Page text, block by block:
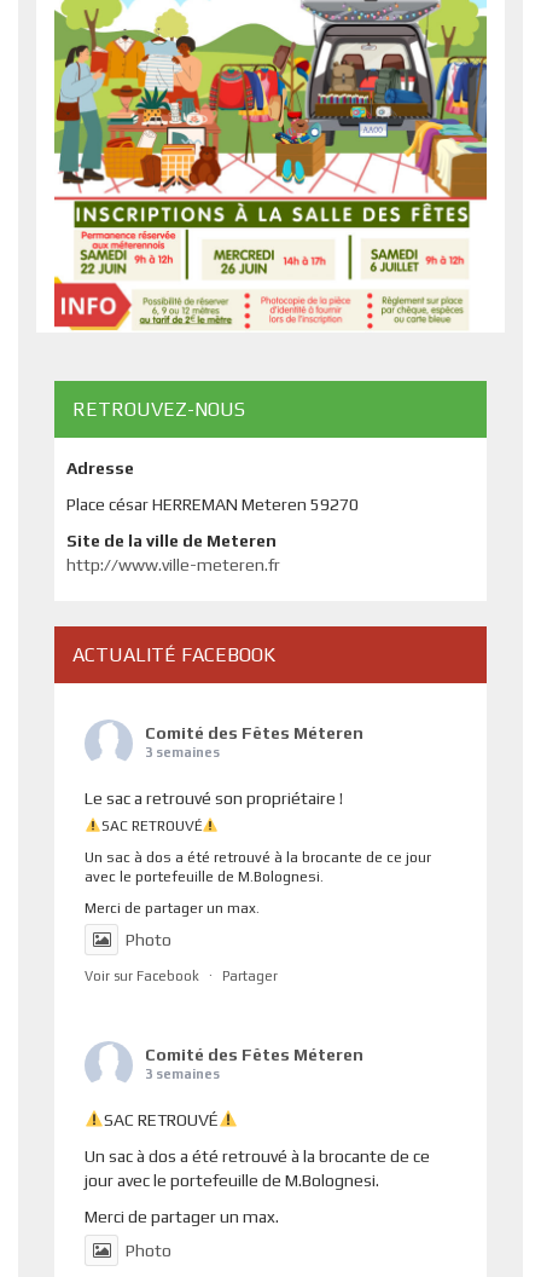
RETROUVEZ-NOUS
Adresse
Place césar HERREMAN Meteren 59270
Site de la ville de Meteren
http://www.ville-meteren.fr
ACTUALITÉ FACEBOOK
Comité des Fêtes Méteren
3 semaines
Le sac a retrouvé son propriétaire !
SAC RETROUVÉ
Un sac à dos a été retrouvé à la brocante de ce jour
avec le portefeuille de M.Bolognesi.
Merci de partager un max.
Photo
Voir sur Facebook · Partager
Comité des Fêtes Méteren
3 semaines
SAC RETROUVÉ
Un sac à dos a été retrouvé à la brocante de ce
jour avec le portefeuille de M.Bolognesi.
Merci de partager un max.
Photo